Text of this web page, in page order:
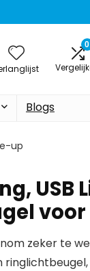
0
Blogs
up
USB
zeker te